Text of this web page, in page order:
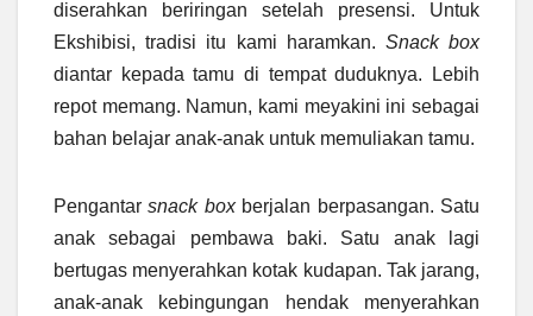
diserahkan beriringan setelah presensi. Untuk
Ekshibisi, tradisi itu kami haramkan. Snack box
diantar kepada tamu di tempat duduknya. Lebih
repot memang. Namun, kami meyakini ini sebagai
bahan belajar anak-anak untuk memuliakan tamu.
Pengantarsnack box berjalan berpasangan. Satu
anak sebagai pembawa baki. Satu anak lagi
bertugas menyerahkan kotak kudapan. Tak jarang,
anak-anak kebingungan hendak menyerahkan